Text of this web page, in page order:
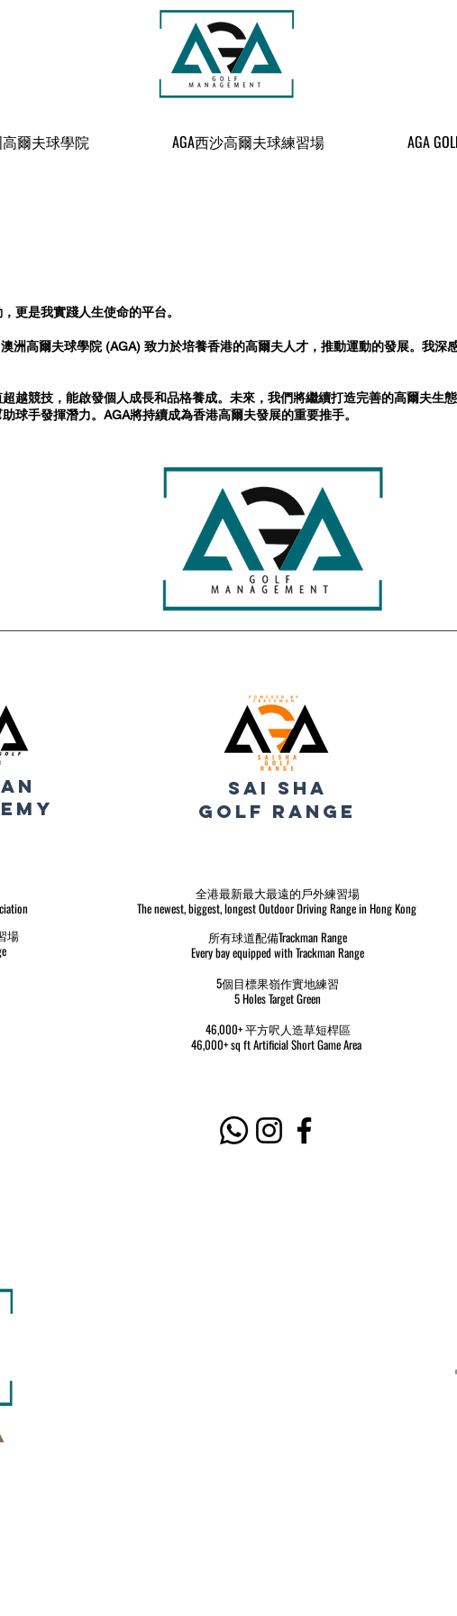
爾夫球學院 AGA西沙高爾夫球練習場 AGA
更是我實踐人生使命的平台。
洲高爾夫球學院 (AGA) 致力於培養香港的高爾夫人才，推動運動的發展。我深
越競技，能啟發個人成長和品格養成。未來，我們將繼續打造完善的高爾夫生
球手發揮潛力。AGA將持續成為香港高爾夫發展的重要推手。
sai sha
golf range
場
全港最新最大最遠的戶外練習場
The newest, biggest, longest Outdoor Driving Range in Hong Kong
所有球道配備Trackman Range
Every bay equipped with Trackman Range
5個目標果嶺作實地練習
5 Holes Target Green
46,000+ 平方呎人造草短桿區
46,000+ sq ft Artificial Short Game Area